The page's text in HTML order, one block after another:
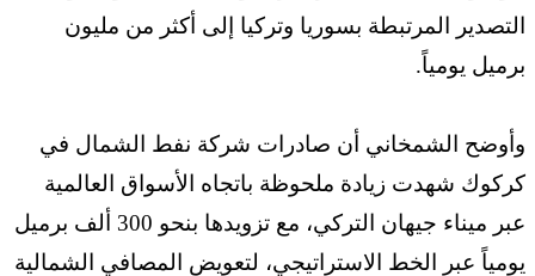
‏التصدير المرتبطة بسوريا وتركيا إلى أكثر من مليون
برميل يومياً‎.‎
وأوضح الشمخاني أن صادرات شركة نفط الشمال في
كركوك شهدت زيادة ‏ملحوظة باتجاه الأسواق العالمية
عبر ميناء جيهان التركي، مع تزويدها بنحو ‌‏300 ألف برميل
يومياً عبر الخط الاستراتيجي، لتعويض المصافي الشمالية